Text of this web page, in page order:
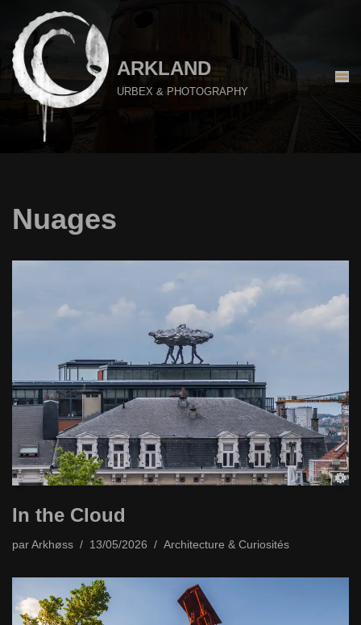
Aller
au
contenu
ARKLAND
URBEX & PHOTOGRAPHY
Nuages
In the Cloud
par Arkhøss 13/05/2026 Architecture & Curiosités